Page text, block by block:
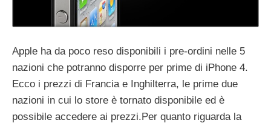
Apple ha da poco reso disponibili i pre-ordini nelle 5
nazioni che potranno disporre per prime di iPhone 4.
Ecco i prezzi di Francia e Inghilterra, le prime due
nazioni in cui lo store è tornato disponibile ed è
possibile accedere ai prezzi.Per quanto riguarda la